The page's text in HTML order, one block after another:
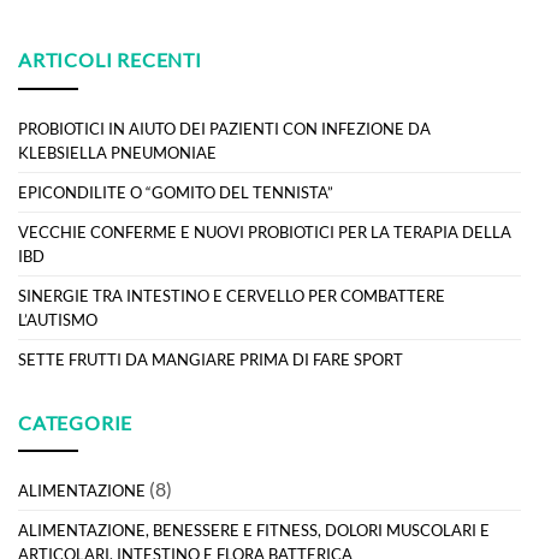
ARTICOLI RECENTI
PROBIOTICI IN AIUTO DEI PAZIENTI CON INFEZIONE DA
KLEBSIELLA PNEUMONIAE
EPICONDILITE O “GOMITO DEL TENNISTA”
VECCHIE CONFERME E NUOVI PROBIOTICI PER LA TERAPIA DELLA
IBD
SINERGIE TRA INTESTINO E CERVELLO PER COMBATTERE
L’AUTISMO
SETTE FRUTTI DA MANGIARE PRIMA DI FARE SPORT
CATEGORIE
ALIMENTAZIONE (8)
ALIMENTAZIONE, BENESSERE E FITNESS, DOLORI MUSCOLARI E
ARTICOLARI, INTESTINO E FLORA BATTERICA